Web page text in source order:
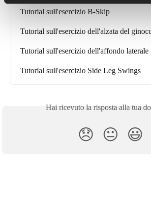
Tutorial sull'esercizio B-Skip
Tutorial sull'esercizio dell'alzata del
Tutorial sull'esercizio dell'affondo laterale
Tutorial sull'esercizio Side Leg Swings
Hai ricevuto la risposta alla tua
😞 😐 😃